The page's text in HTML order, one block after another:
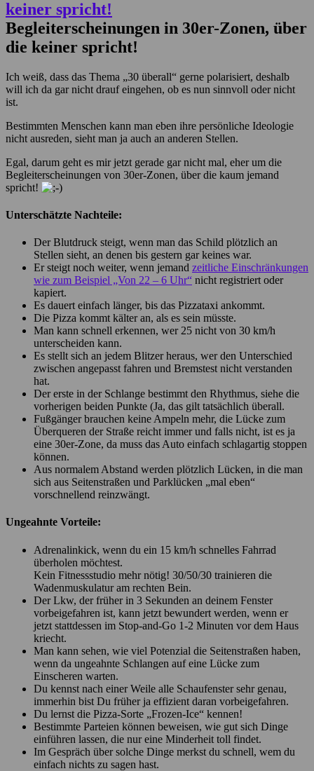
Begleiterscheinungen in 30er-Zonen, über
die keiner spricht!
Ich weiß, dass das Thema „30 überall“ gerne polarisiert, deshalb
will ich da gar nicht drauf eingehen, ob es nun sinnvoll oder nicht
ist.
Bestimmten Menschen kann man eben ihre persönliche Ideologie
nicht ausreden, sieht man ja auch an anderen Stellen.
Egal, darum geht es mir jetzt gerade gar nicht mal, eher um die
Begleiterscheinungen von 30er-Zonen, über die kaum jemand
spricht!
Unterschätzte Nachteile:
Der Blutdruck steigt, wenn man das Schild plötzlich an
Stellen sieht, an denen bis gestern gar keines war.
Er steigt noch weiter, wenn jemand zeitliche Einschränkungen
wie zum Beispiel „Von 22 – 6 Uhr“ nicht registriert oder
kapiert.
Es dauert einfach länger, bis das Pizzataxi ankommt.
Die Pizza kommt kälter an, als es sein müsste.
Man kann schnell erkennen, wer 25 nicht von 30 km/h
unterscheiden kann.
Es stellt sich an jedem Blitzer heraus, wer den Unterschied
zwischen angepasst fahren und Bremstest nicht verstanden
hat.
Der erste in der Schlange bestimmt den Rhythmus, siehe die
vorherigen beiden Punkte (Ja, das gilt tatsächlich überall.
Fußgänger brauchen keine Ampeln mehr, die Lücke zum
Überqueren der Straße reicht immer und falls nicht, ist es ja
eine 30er-Zone, da muss das Auto einfach schlagartig stoppen
können.
Aus normalem Abstand werden plötzlich Lücken, in die man
sich aus Seitenstraßen und Parklücken „mal eben“
vorschnellend reinzwängt.
Ungeahnte Vorteile:
Adrenalinkick, wenn du ein 15 km/h schnelles Fahrrad
überholen möchtest.
Kein Fitnessstudio mehr nötig! 30/50/30 trainieren die
Wadenmuskulatur am rechten Bein.
Der Lkw, der früher in 3 Sekunden an deinem Fenster
vorbeigefahren ist, kann jetzt bewundert werden, wenn er
jetzt stattdessen im Stop-and-Go 1-2 Minuten vor dem Haus
kriecht.
Man kann sehen, wie viel Potenzial die Seitenstraßen haben,
wenn da ungeahnte Schlangen auf eine Lücke zum
Einscheren warten.
Du kennst nach einer Weile alle Schaufenster sehr genau,
immerhin bist Du früher ja effizient daran vorbeigefahren.
Du lernst die Pizza-Sorte „Frozen-Ice“ kennen!
Bestimmte Parteien können beweisen, wie gut sich Dinge
einführen lassen, die nur eine Minderheit toll findet.
Im Gespräch über solche Dinge merkst du schnell, wem du
einfach nichts zu sagen hast.